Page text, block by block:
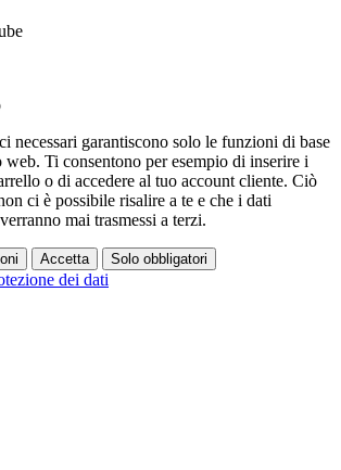
necessari garantiscono solo le funzioni di base
web. Ti consentono per esempio di inserire i
o di accedere al tuo account cliente. Ciò
ci è possibile risalire a te e che i dati
mai trasmessi a terzi.
Accetta Solo obbligatori
dei dati